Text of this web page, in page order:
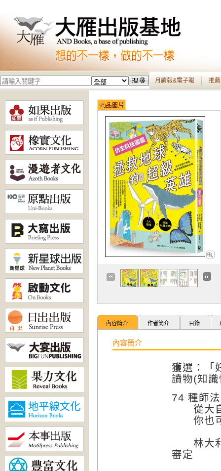
月讀報&電子報 推
內容簡介 作者簡介 目錄
內容簡介
獲選：「
讀物(知
74 種師
從大自
你也可
林大利
審定